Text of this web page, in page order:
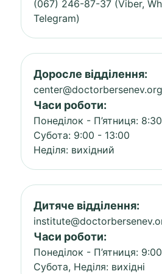
(067) 246-87-37 (Viber,
Telegram)
Доросле відділення:
center@doctorbersenev.org
Часи роботи:
Понеділок - П’ятниця:
Субота: 9:00 - 13:00
Неділя: вихідний
Дитяче відділення:
Часи роботи:
Понеділок - П’ятниця:
Субота, Неділя: вихідні